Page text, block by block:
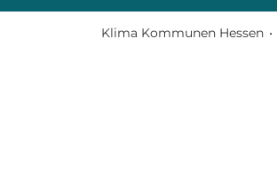
Klima Kommunen Hessen •